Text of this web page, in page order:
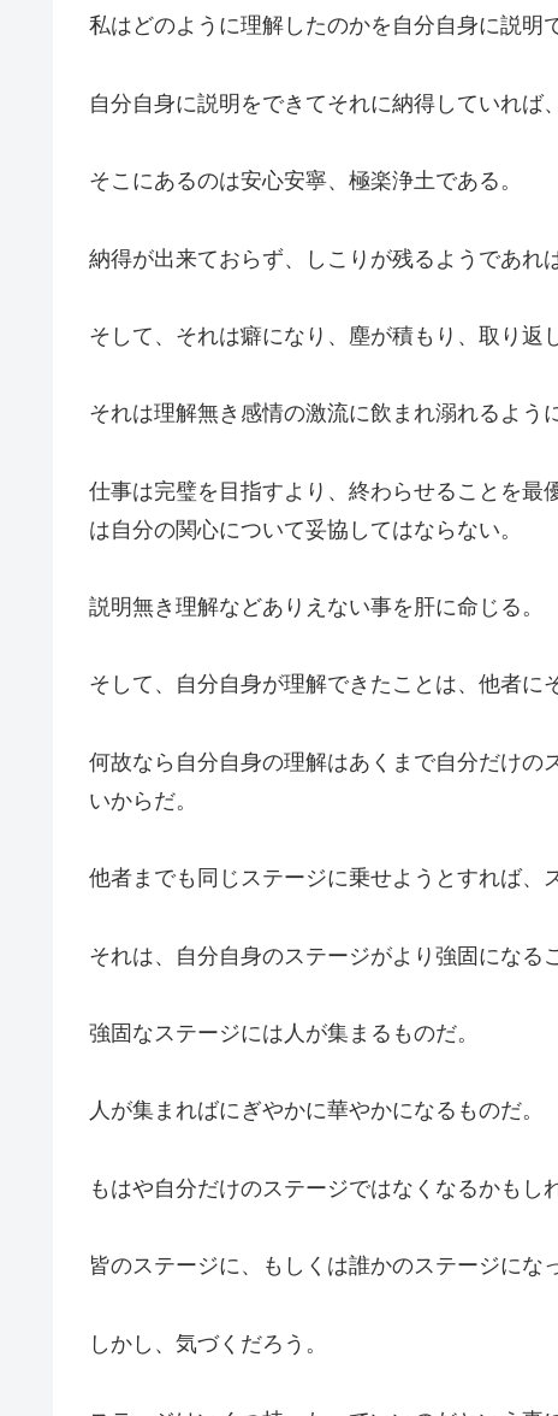
私はどのように理解したのかを自分自身に説明
自分自身に説明をできてそれに納得していれば
そこにあるのは安心安寧、極楽浄土である。
納得が出来ておらず、しこりが残るようであれ
そして、それは癖になり、塵が積もり、取り返
それは理解無き感情の激流に飲まれ溺れるよう
仕事は完璧を目指すより、終わらせることを最
は自分の関心について妥協してはならない。
説明無き理解などありえない事を肝に命じる。
そして、自分自身が理解できたことは、他者に
何故なら自分自身の理解はあくまで自分だけの
いからだ。
他者までも同じステージに乗せようとすれば、
それは、自分自身のステージがより強固になる
強固なステージには人が集まるものだ。
人が集まればにぎやかに華やかになるものだ。
もはや自分だけのステージではなくなるかもし
皆のステージに、もしくは誰かのステージにな
しかし、気づくだろう。